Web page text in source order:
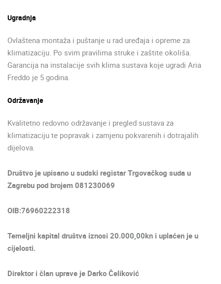
Ugradnja
Ovlaštena montaža i puštanje u rad uređaja i opreme za
klimatizaciju. Po svim pravilima struke i zaštite okoliša.
Garancija na instalacije svih klima sustava koje ugradi Aria
Freddo je 5 godina.
Održavanje
Kvalitetno redovno održavanje i pregled sustava za
klimatizaciju te popravak i zamjenu pokvarenih i dotrajalih
dijelova.
Društvo je upisano u sudski registar Trgovačkog suda u
Zagrebu pod brojem 081230069
OIB:76960222318
Temeljni kapital društva iznosi 20.000,00kn i uplaćen je u
cijelosti.
Direktor i član uprave je Darko Čeliković